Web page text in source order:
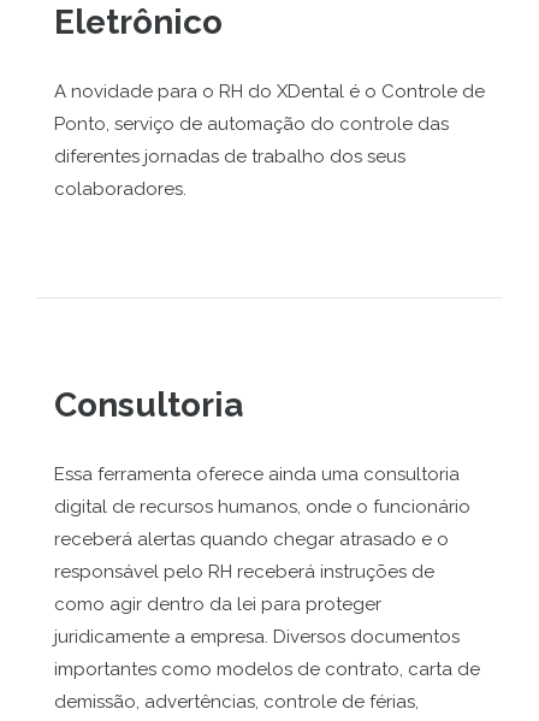
Eletrônico
A novidade para o RH do XDental é o Controle de
Ponto, serviço de automação do controle das
diferentes jornadas de trabalho dos seus
colaboradores.
Consultoria
Essa ferramenta oferece ainda uma consultoria
digital de recursos humanos, onde o funcionário
receberá alertas quando chegar atrasado e o
responsável pelo RH receberá instruções de
como agir dentro da lei para proteger
juridicamente a empresa. Diversos documentos
importantes como modelos de contrato, carta de
demissão, advertências, controle de férias,